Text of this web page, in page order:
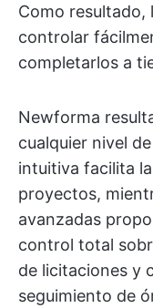
Como resultado,
controlar
completarlos a
Newforma
cualquier nivel
intuitiva facilita
proyectos,
avanzadas
control total
de licitaciones y
seguimiento de